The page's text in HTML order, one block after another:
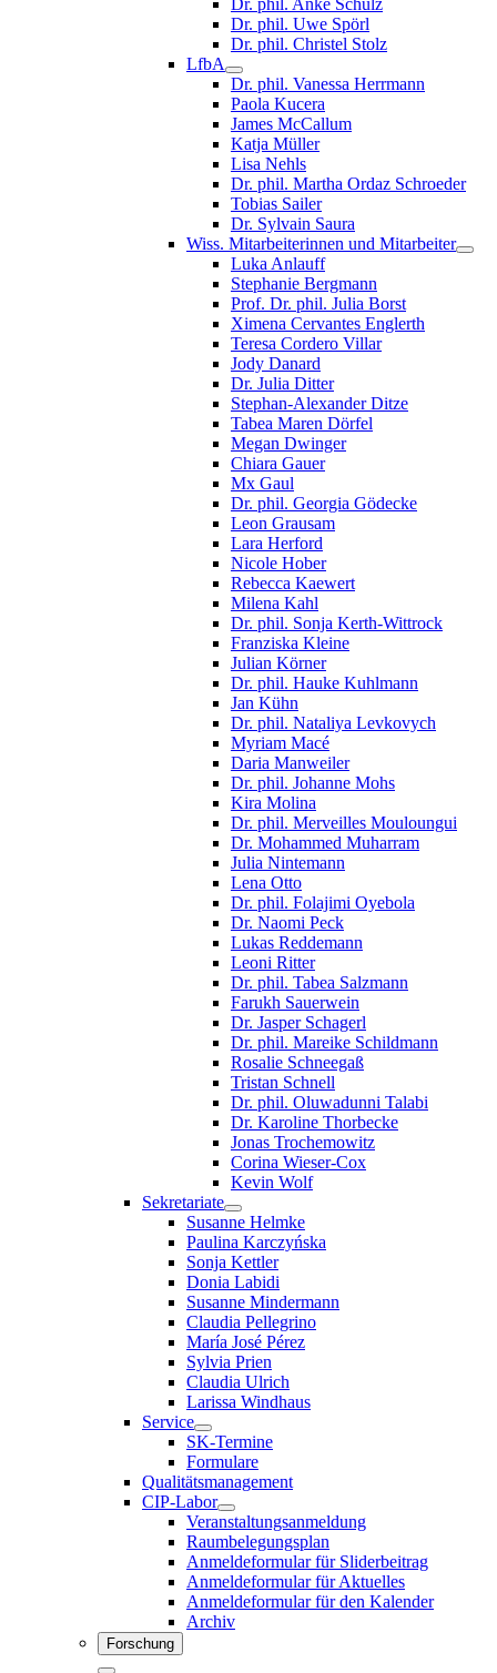
Dr. phil. Uwe Spörl
Dr. phil. Christel Stolz
LfbA
Dr. phil. Vanessa Herrmann
Paola Kucera
James McCallum
Katja Müller
Lisa Nehls
Dr. phil. Martha Ordaz Schroeder
Tobias Sailer
Dr. Sylvain Saura
Wiss. Mitarbeiterinnen und Mitarbeiter
Luka Anlauff
Stephanie Bergmann
Prof. Dr. phil. Julia Borst
Ximena Cervantes Englerth
Teresa Cordero Villar
Jody Danard
Dr. Julia Ditter
Stephan-Alexander Ditze
Tabea Maren Dörfel
Megan Dwinger
Chiara Gauer
Mx Gaul
Dr. phil. Georgia Gödecke
Leon Grausam
Lara Herford
Nicole Hober
Rebecca Kaewert
Milena Kahl
Dr. phil. Sonja Kerth-Wittrock
Franziska Kleine
Julian Körner
Dr. phil. Hauke Kuhlmann
Jan Kühn
Dr. phil. Nataliya Levkovych
Myriam Macé
Daria Manweiler
Dr. phil. Johanne Mohs
Kira Molina
Dr. phil. Merveilles Mouloungui
Dr. Mohammed Muharram
Julia Nintemann
Lena Otto
Dr. phil. Folajimi Oyebola
Dr. Naomi Peck
Lukas Reddemann
Leoni Ritter
Dr. phil. Tabea Salzmann
Farukh Sauerwein
Dr. Jasper Schagerl
Dr. phil. Mareike Schildmann
Rosalie Schneegaß
Tristan Schnell
Dr. phil. Oluwadunni Talabi
Dr. Karoline Thorbecke
Jonas Trochemowitz
Corina Wieser-Cox
Kevin Wolf
Sekretariate
Susanne Helmke
Paulina Karczyńska
Sonja Kettler
Donia Labidi
Susanne Mindermann
Claudia Pellegrino
María José Pérez
Sylvia Prien
Claudia Ulrich
Larissa Windhaus
Service
SK-Termine
Formulare
Qualitätsmanagement
CIP-Labor
Veranstaltungsanmeldung
Raumbelegungsplan
Anmeldeformular für Sliderbeitrag
Anmeldeformular für Aktuelles
Anmeldeformular für den Kalender
Archiv
Forschung